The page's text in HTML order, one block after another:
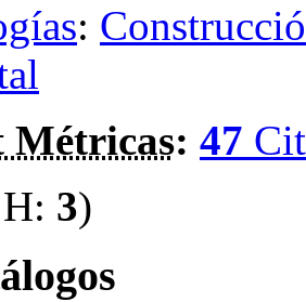
:
Métricas: 47
3)